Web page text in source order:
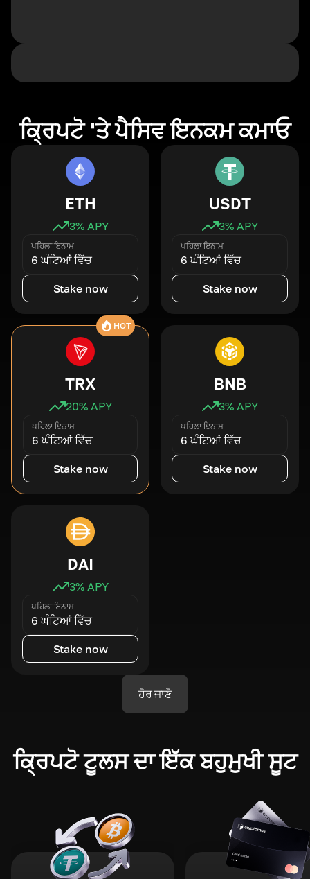
ਕ੍ਰਿਪਟੋ 'ਤੇ ਪੈਸਿਵ ਇਨਕਮ ਕਮਾਓ
ETH
3% APY
ਪਹਿਲਾ ਇਨਾਮ
6 ਘੰਟਿਆਂ ਵਿੱਚ
Stake now
USDT
3% APY
ਪਹਿਲਾ ਇਨਾਮ
6 ਘੰਟਿਆਂ ਵਿੱਚ
Stake now
HOT
TRX
20% APY
ਪਹਿਲਾ ਇਨਾਮ
6 ਘੰਟਿਆਂ ਵਿੱਚ
Stake now
BNB
3% APY
ਪਹਿਲਾ ਇਨਾਮ
6 ਘੰਟਿਆਂ ਵਿੱਚ
Stake now
DAI
3% APY
ਪਹਿਲਾ ਇਨਾਮ
6 ਘੰਟਿਆਂ ਵਿੱਚ
Stake now
ਹੋਰ ਜਾਣੋ
ਕ੍ਰਿਪਟੋ ਟੂਲਸ ਦਾ ਇੱਕ ਬਹੁਮੁਖੀ ਸੂਟ